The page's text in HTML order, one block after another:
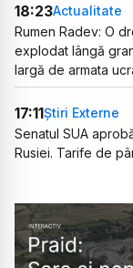
18:23Actualitate
Rumen Radev: O
explodat lângă
largă de armata
17:11Știri Externe
Senatul SUA
Rusiei. Tarife de